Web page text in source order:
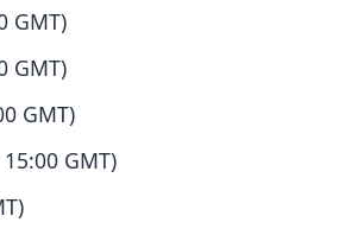
GMT)
GMT)
GMT)
GMT)